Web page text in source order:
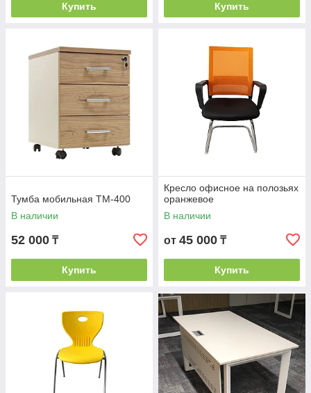
Купить Купить
Тумба мобильная ТМ-400
В наличии
52 000 ₸
Купить
Кресло офисное на полозьях
оранжевое
В наличии
от 45 000 ₸
Купить